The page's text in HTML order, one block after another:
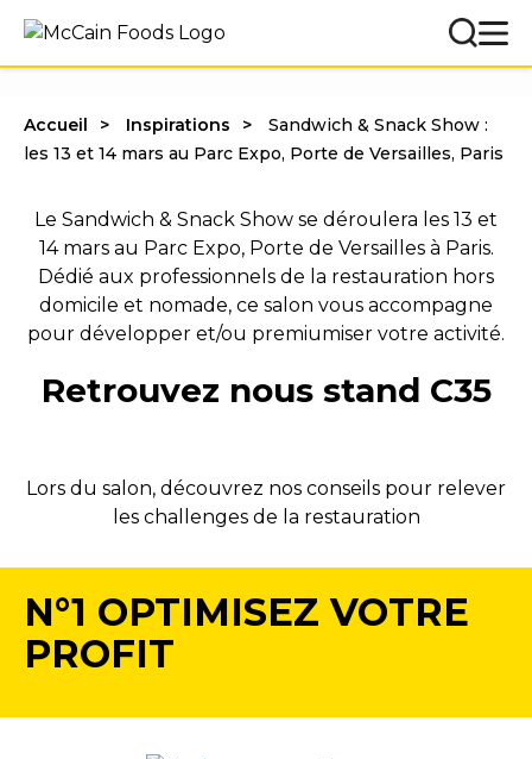
Accueil Inspirations
Sandwich & Snack Show :
les 13 et 14 mars au Parc Expo, Porte de Versailles, Paris
Le Sandwich & Snack Show se déroulera les 13 et
14 mars au Parc Expo, Porte de Versailles à Paris.
Dédié aux professionnels de la restauration hors
domicile et nomade, ce salon vous accompagne
pour développer et/ou premiumiser votre activité.
Retrouvez nous stand C35
Lors du salon, découvrez nos conseils pour relever
les challenges de la restauration
N°1 OPTIMISEZ VOTRE
PROFIT